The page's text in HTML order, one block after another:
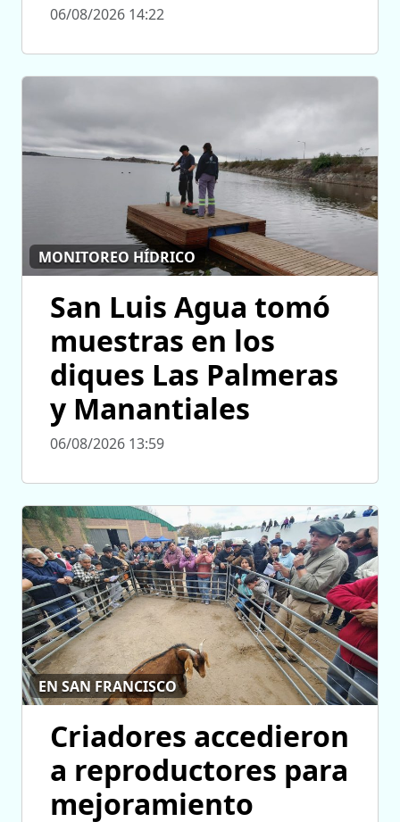
06/08/2026 14:22
MONITOREO HÍDRICO
San Luis Agua tomó
muestras en los
diques Las Palmeras
y Manantiales
06/08/2026 13:59
EN SAN FRANCISCO
Criadores accedieron
a reproductores para
mejoramiento